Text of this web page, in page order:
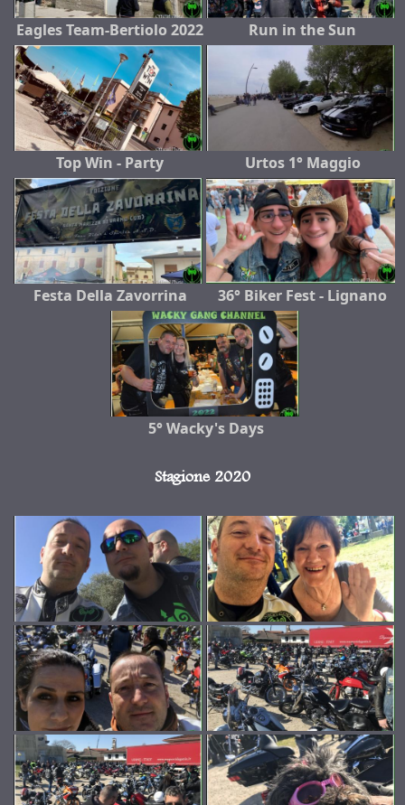
Eagles Team-Bertiolo 2022 Run in the Sun
Top Win - Party Urtos 1° Maggio
Festa Della Zavorrina 36° Biker Fest - Lignano
5° Wacky's Days
Stagione 2020